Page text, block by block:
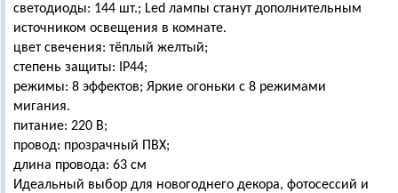
светодиоды: 144 шт.; Led лампы станут дополнительным
источником освещения в комнате.
цвет свечения: тёплый желтый;
степень защиты: IP44;
режимы: 8 эффектов; Яркие огоньки с 8 режимами
мигания.
питание: 220 В;
провод: прозрачный ПВХ;
длина провода: 63 см
Идеальный выбор для новогоднего декора, фотосессий и